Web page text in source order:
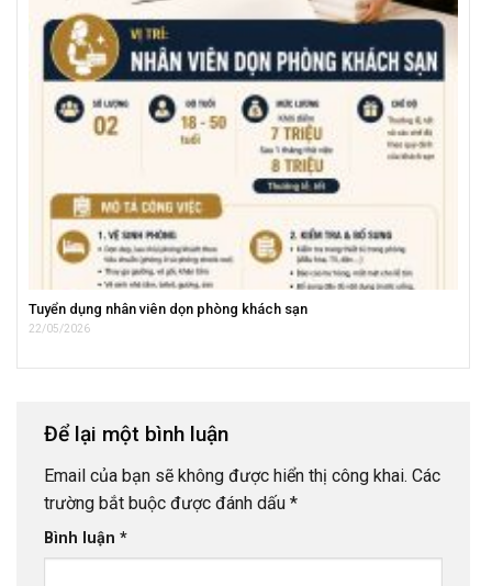
Tuyển dụng nhân viên dọn phòng khách sạn
22/05/2026
Để lại một bình luận
Email của bạn sẽ không được hiển thị công khai. Các
trường bắt buộc được đánh dấu *
Bình luận *